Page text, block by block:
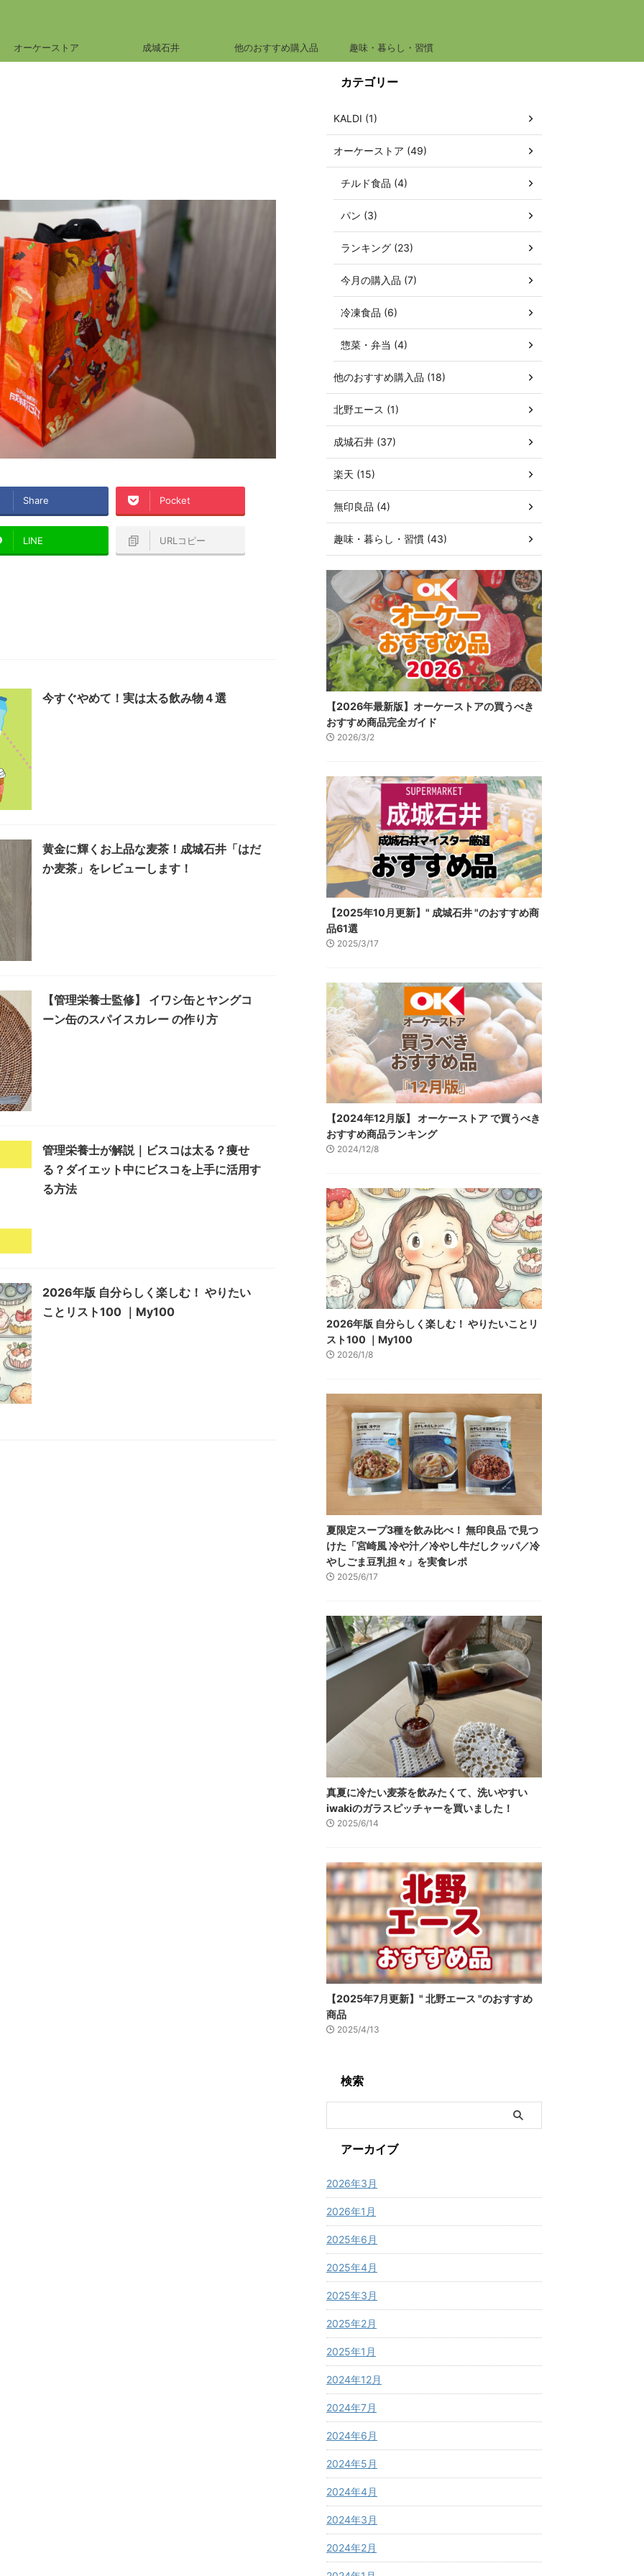
オーケーストア 成城石井 他のおすすめ購入品 趣味・暮らし・習慣
Share Pocket
LINE URLコピー
今すぐやめて！実は太る飲み物４選
黄金に輝くお上品な麦茶！成城石井「はだ
か麦茶」をレビューします！
【管理栄養士監修】 イワシ缶とヤングコ
ーン缶のスパイスカレー の作り方
管理栄養士が解説｜ビスコは太る？痩せ
る？ダイエット中にビスコを上手に活用す
る方法
2026年版 自分らしく楽しむ！ やりたい
ことリスト100 ｜My100
カテゴリー
KALDI (1)
オーケーストア (49)
チルド食品 (4)
パン (3)
ランキング (23)
今月の購入品 (7)
冷凍食品 (6)
惣菜・弁当 (4)
他のおすすめ購入品 (18)
北野エース (1)
成城石井 (37)
楽天 (15)
無印良品 (4)
趣味・暮らし・習慣 (43)
【2026年最新版】オーケーストアの買うべき
おすすめ商品完全ガイド
2026/3/2
【2025年10月更新】" 成城石井 "のおすすめ商
品61選
2025/3/17
【2024年12月版】 オーケーストア で買うべき
おすすめ商品ランキング
2024/12/8
2026年版 自分らしく楽しむ！ やりたいことリ
スト100 ｜My100
2026/1/8
夏限定スープ3種を飲み比べ！ 無印良品 で見つ
けた「宮崎風 冷や汁／冷やし牛だしクッパ／冷
やしごま豆乳担々」を実食レポ
2025/6/17
真夏に冷たい麦茶を飲みたくて、洗いやすい
iwakiのガラスピッチャーを買いました！
2025/6/14
【2025年7月更新】" 北野エース "のおすすめ
商品
2025/4/13
検索
アーカイブ
2026年3月
2026年1月
2025年6月
2025年4月
2025年3月
2025年2月
2025年1月
2024年12月
2024年7月
2024年6月
2024年5月
2024年4月
2024年3月
2024年2月